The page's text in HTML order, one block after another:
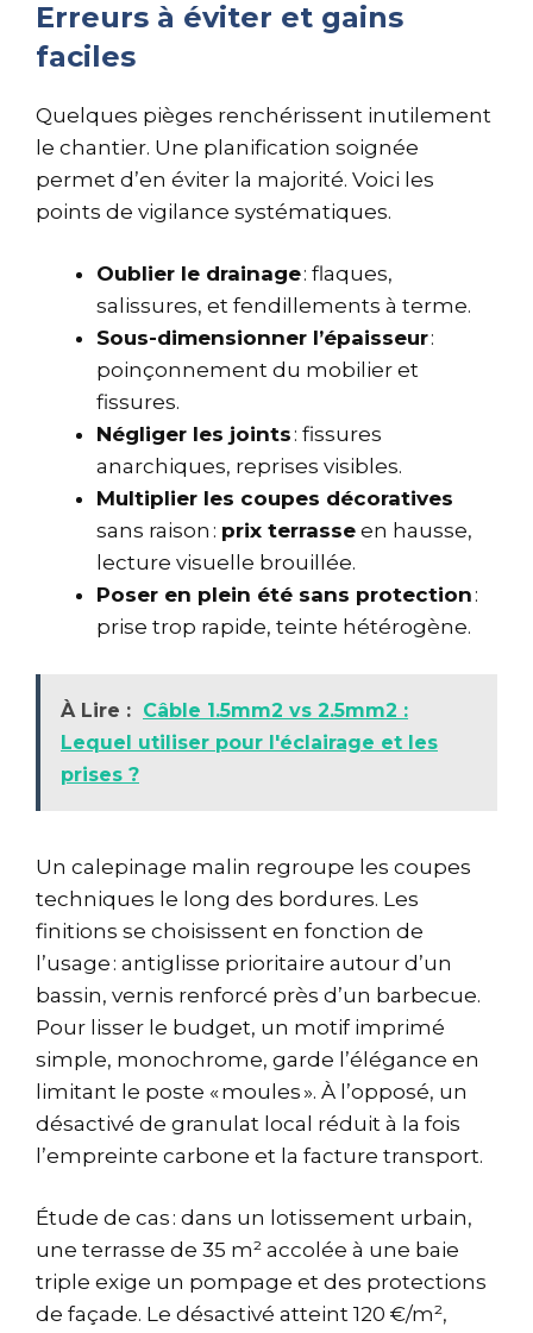
Erreurs à éviter et gains
faciles
Quelques pièges renchérissent inutilement
le chantier. Une planification soignée
permet d’en éviter la majorité. Voici les
points de vigilance systématiques.
Oublier le drainage: flaques,
salissures, et fendillements à terme.
Sous-dimensionner l’épaisseur:
poinçonnement du mobilier et
fissures.
Négliger les joints : fissures
anarchiques, reprises visibles.
Multiplier les coupes décoratives
sans raison : prix terrasse en hausse,
lecture visuelle brouillée.
Poser en plein été sans protection :
prise trop rapide, teinte hétérogène.
À Lire : Câble 1.5mm2 vs 2.5mm2 :
Lequel utiliser pour l'éclairage et les
prises ?
Un calepinage malin regroupe les coupes
techniques le long des bordures. Les
finitions se choisissent en fonction de
l’usage : antiglisse prioritaire autour d’un
bassin, vernis renforcé près d’un barbecue.
Pour lisser le budget, un motif imprimé
simple, monochrome, garde l’élégance en
limitant le poste « moules ». À l’opposé, un
désactivé de granulat local réduit à la fois
l’empreinte carbone et la facture transport.
Étude de cas : dans un lotissement urbain,
une terrasse de 35 m² accolée à une baie
triple exige un pompage et des protections
de façade. Le désactivé atteint 120 €/m²,